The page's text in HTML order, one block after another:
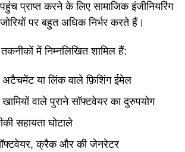
प्राप्त करने के लिए सामाजिक इंजीनियरिंग
पर बहुत अधिक निर्भर करते हैं।
में निम्नलिखित शामिल हैं:
अटैचमेंट या लिंक वाले फ़िशिंग ईमेल
खामियों वाले पुराने सॉफ्टवेयर का दुरुपयोग
सहायता घोटाले
क्रैक और की जेनरेटर